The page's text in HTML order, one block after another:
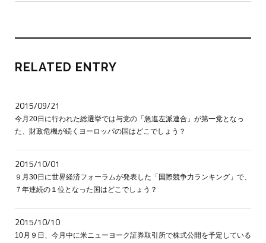
RELATED ENTRY
2015/09/21
今月20日に行われた総選挙では与党の「急進左派連合」が第一党となっ
た、財政危機が続くヨーロッパの国はどこでしょう？
2015/10/01
９月30日に世界経済フォーラムが発表した「国際競争力ランキング」で、
７年連続の１位となった国はどこでしょう？
2015/10/10
10月９日、今月中に米ニューヨーク証券取引所で株式公開を予定している